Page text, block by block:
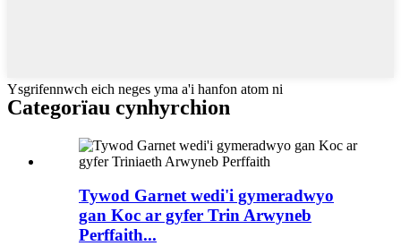
Ysgrifennwch eich neges yma a'i hanfon atom ni
Categorïau cynhyrchion
Tywod Garnet wedi'i gymeradwyo
gan Koc ar gyfer Trin Arwyneb
Perffaith...